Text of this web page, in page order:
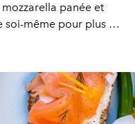
panée et
soi-même pour plus de